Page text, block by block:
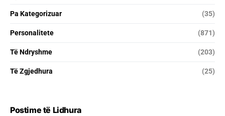
Pa Kategorizuar (35)
Personalitete (871)
Të Ndryshme (203)
Të Zgjedhura (25)
Postime të Lidhura